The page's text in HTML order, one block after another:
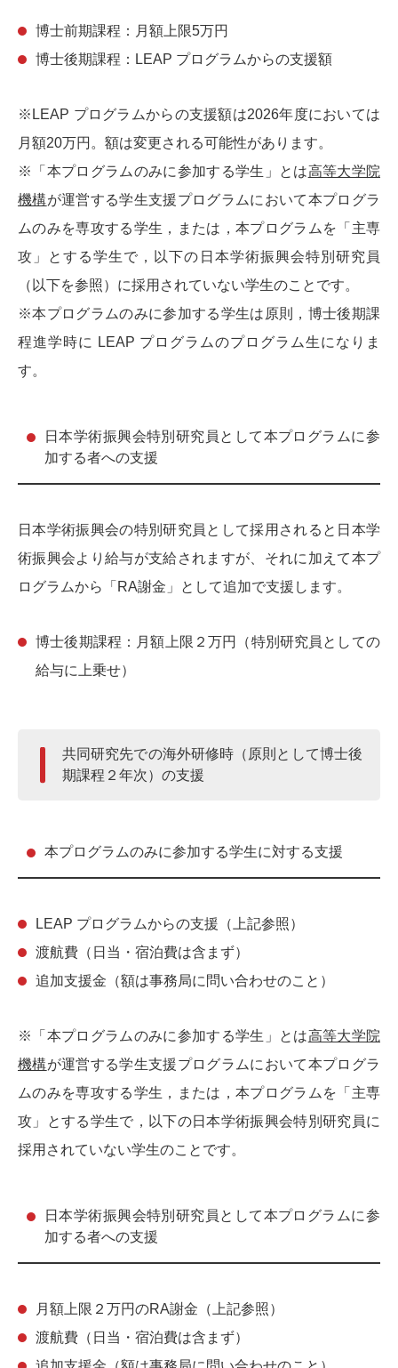
博士前期課程：月額上限5万円
博士後期課程：LEAP プログラムからの支援額
※LEAP プログラムからの支援額は2026年度においては
月額20万円。額は変更される可能性があります。
※「本プログラムのみに参加する学生」とは高等大学院
機構が運営する学生支援プログラムにおいて本プログラ
ムのみを専攻する学生，または，本プログラムを「主専
攻」とする学生で，以下の日本学術振興会特別研究員
（以下を参照）に採用されていない学生のことです。
※本プログラムのみに参加する学生は原則，博士後期課
程進学時に LEAP プログラムのプログラム生になりま
す。
日本学術振興会特別研究員として本プログラムに参
加する者への支援
日本学術振興会の特別研究員として採用されると日本学
術振興会より給与が支給されますが、それに加えて本プ
ログラムから「RA謝金」として追加で支援します。
博士後期課程：月額上限２万円（特別研究員としての
給与に上乗せ）
共同研究先での海外研修時（原則として博士後
期課程２年次）の支援
本プログラムのみに参加する学生に対する支援
LEAP プログラムからの支援（上記参照）
渡航費（日当・宿泊費は含まず）
追加支援金（額は事務局に問い合わせのこと）
※「本プログラムのみに参加する学生」とは高等大学院
機構が運営する学生支援プログラムにおいて本プログラ
ムのみを専攻する学生，または，本プログラムを「主専
攻」とする学生で，以下の日本学術振興会特別研究員に
採用されていない学生のことです。
日本学術振興会特別研究員として本プログラムに参
加する者への支援
月額上限２万円のRA謝金（上記参照）
渡航費（日当・宿泊費は含まず）